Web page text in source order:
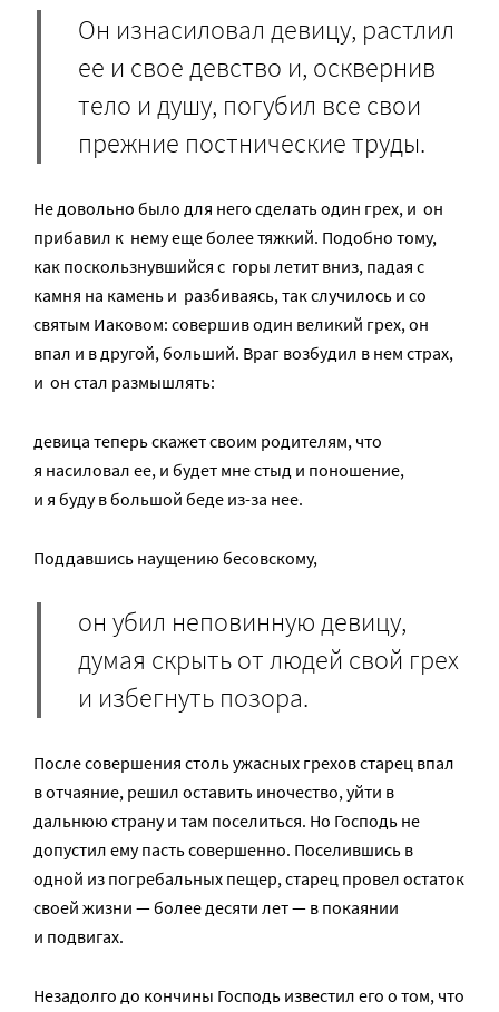
Он изнасиловал девицу, растлил
ее и свое девство и, осквернив
тело и душу, погубил все свои
прежние постнические труды.
Не довольно было для него сделать один грех, и он
прибавил к нему еще более тяжкий. Подобно тому,
как поскользнувшийся с горы летит вниз, падая с
камня на камень и разбиваясь, так случилось и со
святым Иаковом: совершив один великий грех, он
впал и в другой, больший. Враг возбудил в нем страх,
и он стал размышлять:
девица теперь скажет своим родителям, что
я насиловал ее, и будет мне стыд и поношение,
и я буду в большой беде из-за нее.
Поддавшись наущению бесовскому,
он убил неповинную девицу,
думая скрыть от людей свой грех
и избегнуть позора.
После совершения столь ужасных грехов старец впал
в отчаяние, решил оставить иночество, уйти в
дальнюю страну и там поселиться. Но Господь не
допустил ему пасть совершенно. Поселившись в
одной из погребальных пещер, старец провел остаток
своей жизни — более десяти лет — в покаянии
и подвигах.
Незадолго до кончины Господь известил его о том, что